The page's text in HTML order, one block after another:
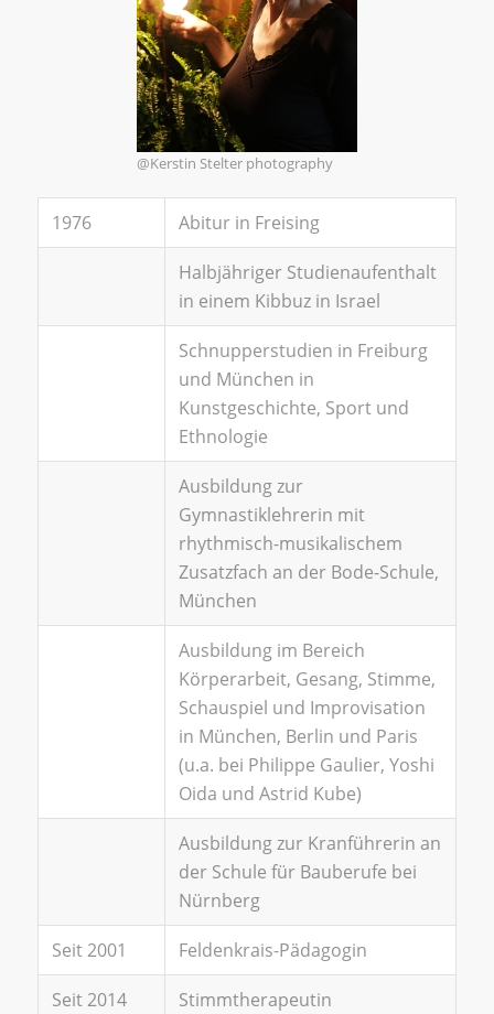
@Kerstin Stelter photography
1976 Abitur in Freising
Halbjähriger Studienaufenthalt
in einem Kibbuz in Israel
Schnupperstudien in Freiburg
und München in
Kunstgeschichte, Sport und
Ethnologie
Ausbildung zur
Gymnastiklehrerin mit
rhythmisch-musikalischem
Zusatzfach an der Bode-Schule,
München
Ausbildung im Bereich
Körperarbeit, Gesang, Stimme,
Schauspiel und Improvisation
in München, Berlin und Paris
(u.a. bei Philippe Gaulier, Yoshi
Oida und Astrid Kube)
Ausbildung zur Kranführerin an
der Schule für Bauberufe bei
Nürnberg
Seit 2001 Feldenkrais-Pädagogin
Seit 2014 Stimmtherapeutin